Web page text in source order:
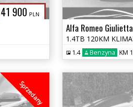
41 900 PLN
Alfa Romeo Giulietta
1.4 Benzyna KM
Sprzedany